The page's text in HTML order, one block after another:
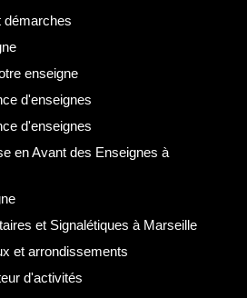
démarches
enseigne
d'enseignes
d'enseignes
en Avant des Enseignes à
et Signalétiques à Marseille
et arrondissements
d'activités